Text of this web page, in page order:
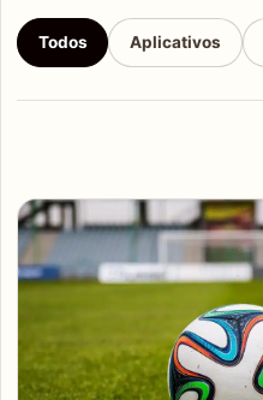
Todos Aplicativos
Articles